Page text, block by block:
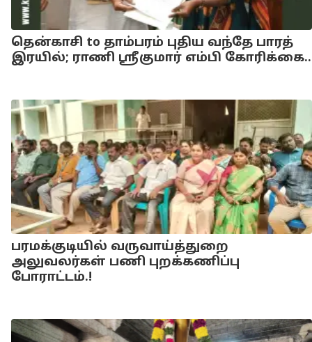
தென்காசி to தாம்பரம் புதிய வந்தே பாரத்
இரயில்; ராணி ஸ்ரீகுமார் எம்பி கோரிக்கை..
பரமக்குடியில் வருவாய்த்துறை
அலுவலர்கள் பணி புறக்கணிப்பு
போராட்டம்.!